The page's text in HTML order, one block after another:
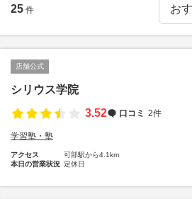
25 件
店舗公式
シリウス学院
3.52
口コミ 2件
学習塾・塾
アクセス
可部駅から4.1km
本日の営業状況 定休日